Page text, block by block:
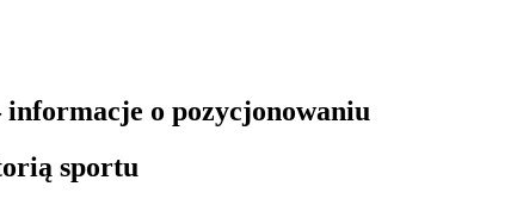
informacje o pozycjonowaniu
sportu